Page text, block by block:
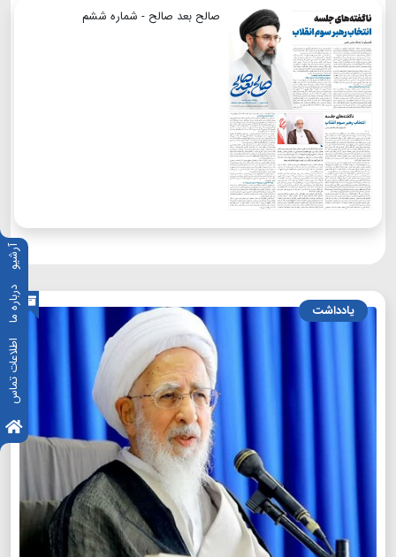
آرشیو
درباره ما
اطلاعات تماس
صالح بعد صالح - شماره ششم
یادداشت